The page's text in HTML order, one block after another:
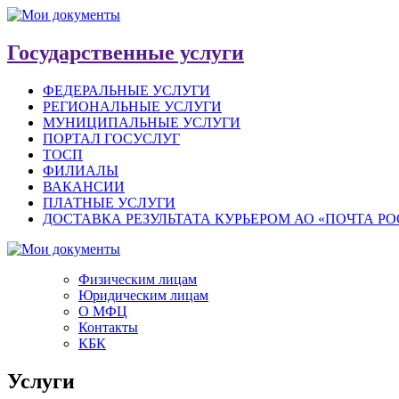
Государственные услуги
ФЕДЕРАЛЬНЫЕ УСЛУГИ
РЕГИОНАЛЬНЫЕ УСЛУГИ
МУНИЦИПАЛЬНЫЕ УСЛУГИ
ПОРТАЛ ГОСУСЛУГ
ТОСП
ФИЛИАЛЫ
ВАКАНСИИ
ПЛАТНЫЕ УСЛУГИ
ДОСТАВКА РЕЗУЛЬТАТА КУРЬЕРОМ АО «ПОЧТА
Физическим лицам
Юридическим лицам
О МФЦ
Контакты
КБК
Услуги